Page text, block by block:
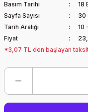
Basım Tarihi
18
Sayfa Sayısı
30
Tarih Aralığı
10
Fiyat
*3,07 TL den başlayan